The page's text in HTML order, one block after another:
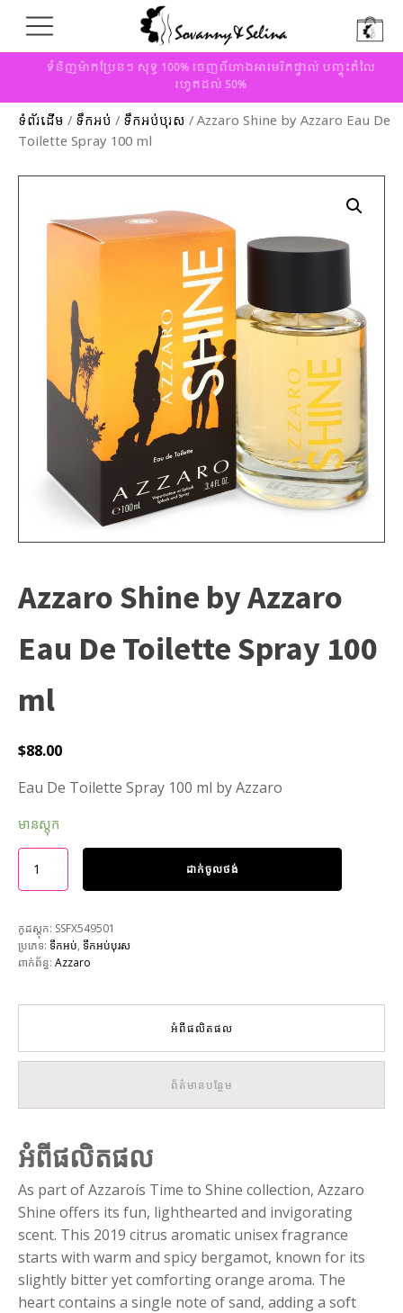
ទំនិញម៉ាកប្រែនៗ សុទ្ធ 100% ចេញពីហាងអាមេរិកផ្ទាល់ បញ្ចុះតំលៃ
រហូតដល់ 50%
ទំព័រដើម / ទឹកអប់ / ទឹកអប់បុរស / Azzaro Shine by Azzaro Eau De
Toilette Spray 100 ml
Azzaro Shine by Azzaro
Eau De Toilette Spray 100
ml
$88.00
Eau De Toilette Spray 100 ml by Azzaro
មានស្តុក
ដាក់ចូលថង់
កូដស្តុក: SSFX549501
ប្រភេទ: ទឹកអប់, ទឹកអប់បុរស
ពាក់ព័ន្ធ: Azzaro
អំពីផលិតផល
ព័ត៌មានបន្ថែម
អំពីផលិតផល
As part of Azzaroís Time to Shine collection, Azzaro
Shine offers its fun, lighthearted and invigorating
scent. This 2019 citrus aromatic unisex fragrance
starts with warm and spicy bergamot, known for its
slightly bitter yet comforting orange aroma. The
heart contains a single note of sand, adding a soft